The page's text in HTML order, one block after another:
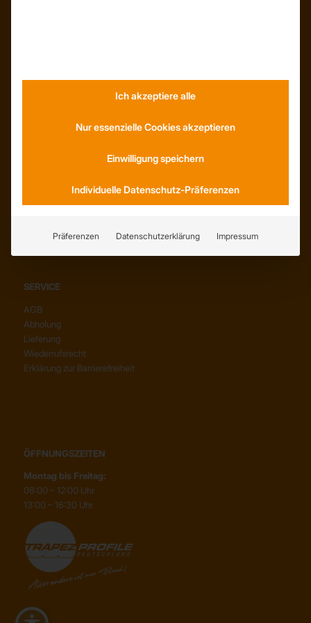
Anfahrt
Youtube
SERVICE
AGB
Abholung
Lieferung
Wiederrufsrecht
Erklärung zur Barrierefreiheit
ÖFFNUNGSZEITEN
Montag bis Freitag:
08:00 – 12:00 Uhr
13:00 – 16:30 Uhr
Ich akzeptiere alle
Nur essenzielle Cookies akzeptieren
Einwilligung speichern
Individuelle Datenschutz-Präferenzen
Präferenzen Datenschutzerklärung Impressum